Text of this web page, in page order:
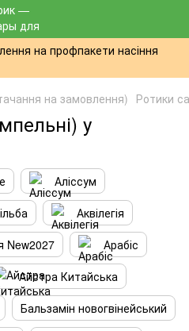
на профпакети насіння
на замовлення) Ротики
у
Аліссум
Аквілегія
New2027
Арабіс
Айстра Китайська
Бальзамін новогвінейський